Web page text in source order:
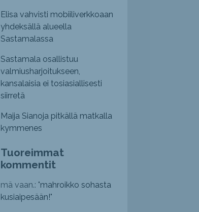
Elisa vahvisti mobiiliverkkoaan
yhdeksällä alueella
Sastamalassa
Sastamala osallistuu
valmiusharjoitukseen,
kansalaisia ei tosiasiallisesti
siirretä
Maija Sianoja pitkällä matkalla
kymmenes
Tuoreimmat
kommentit
mä vaan.: "mahroikko sohasta
kusiaipesään!"